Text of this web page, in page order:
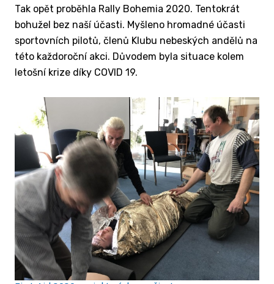
Tak opět proběhla Rally Bohemia 2020. Tentokrát
bohužel bez naší účasti. Myšleno hromadné účasti
sportovních pilotů, členů Klubu nebeských andělů na
této každoroční akci. Důvodem byla situace kolem
letošní krize díky COVID 19.